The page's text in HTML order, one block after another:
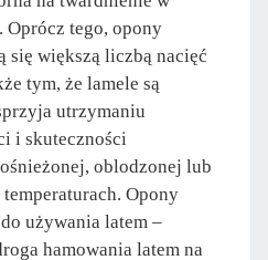
Oprócz tego, opony
się większą liczbą nacięć
tym, że lamele są
utrzymaniu
i skuteczności
oblodzonej lub
Opony
używania latem –
hamowania latem na